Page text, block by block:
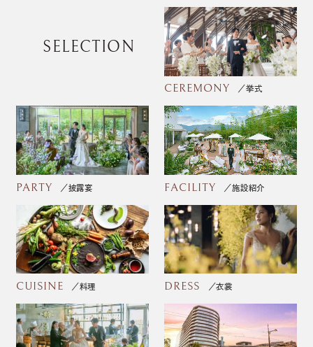
SELECTION
CEREMONY 挙式
PARTY 披露宴 FACILITY 施設紹介
CUISINE 料理 DRESS 衣裳